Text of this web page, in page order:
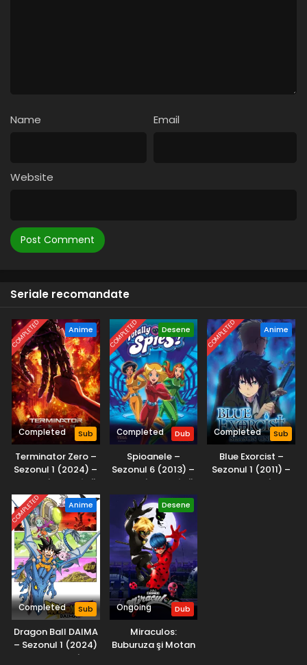
Name Email
Website
Seriale recomandate
COMPLETED Anime
Completed Sub
Terminator Zero –
Sezonul 1 (2024) –
Dublat în Română
COMPLETED Desene
Completed Dub
Spioanele –
Sezonul 6 (2013) –
Dublat în Română
COMPLETED Anime
Completed Sub
Blue Exorcist –
Sezonul 1 (2011) –
Subtitrat în
COMPLETED Anime
Completed Sub
Dragon Ball DAIMA
– Sezonul 1 (2024)
– Subtitrat în
Desene
Ongoing Dub
Miraculos:
Buburuza şi Motan